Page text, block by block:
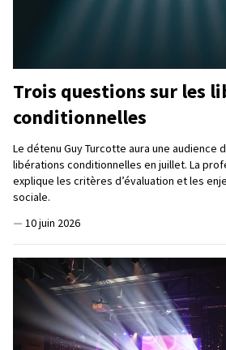
Trois questions sur les
conditionnelles
Le détenu Guy Turcotte aura une audience
libérations conditionnelles en juillet. La
explique les critères d’évaluation et les
sociale.
— 10 juin 2026